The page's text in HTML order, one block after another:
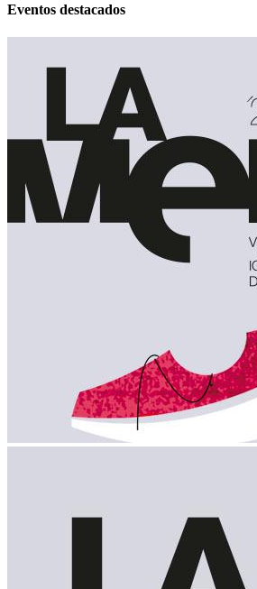
Eventos destacados